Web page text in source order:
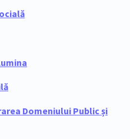
Domeniului Public și